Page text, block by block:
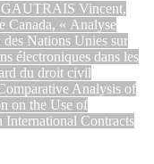
GAUTRAIS Vincent,
Canada, « Analyse
Nations Unies sur
électroniques dans les
du droit civil
Analysis of
on the Use of
Contracts